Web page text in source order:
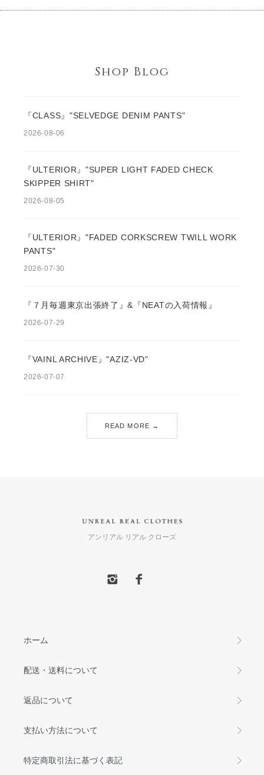
Shop Blog
『CLASS』"SELVEDGE DENIM PANTS"
2026-08-06
『ULTERIOR』"SUPER LIGHT FADED CHECK
SKIPPER SHIRT"
2026-08-05
『ULTERIOR』"FADED CORKSCREW TWILL WORK
PANTS"
2026-07-30
『７月毎週東京出張終了』&『NEATの入荷情報』
2026-07-29
『VAINL ARCHIVE』"AZIZ-VD"
2026-07-07
READ MORE →
アンリアル リアル クローズ
ホーム
配送・送料について
返品について
支払い方法について
特定商取引法に基づく表記